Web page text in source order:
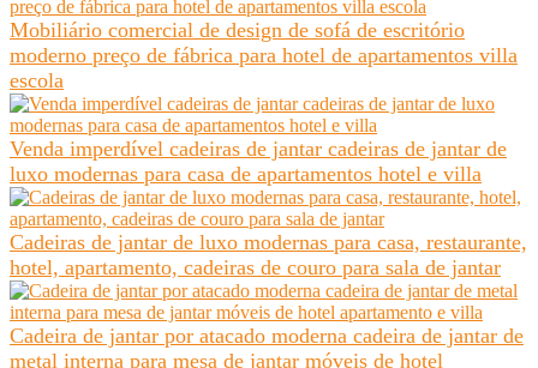
Mobiliário comercial de design de sofá de escritório
moderno preço de fábrica para hotel de apartamentos villa
escola
Venda imperdível cadeiras de jantar cadeiras de jantar de
luxo modernas para casa de apartamentos hotel e villa
Cadeiras de jantar de luxo modernas para casa, restaurante,
hotel, apartamento, cadeiras de couro para sala de jantar
Cadeira de jantar por atacado moderna cadeira de jantar de
metal interna para mesa de jantar móveis de hotel